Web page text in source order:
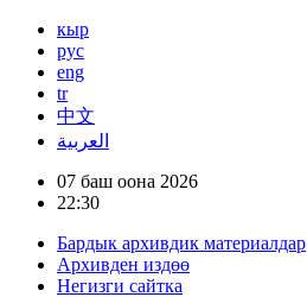
кыр
рус
eng
tr
中文
العربية
07 баш оона 2026
22:30
Бардык архивдик материалдар
Архивден издөө
Негизги сайтка